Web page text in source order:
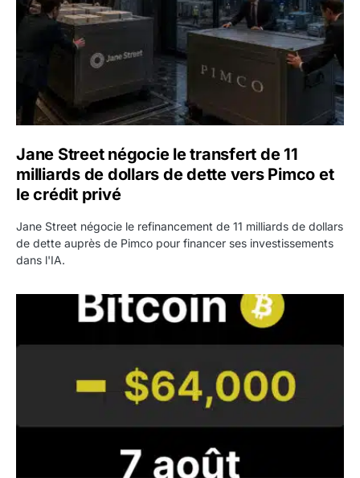
Jane Street négocie le transfert de 11
milliards de dollars de dette vers Pimco et
le crédit privé
Jane Street négocie le refinancement de 11 milliards de dollars
de dette auprès de Pimco pour financer ses investissements
dans l'IA.
Bitcoin stagne à 64 000 dollars pendant que les